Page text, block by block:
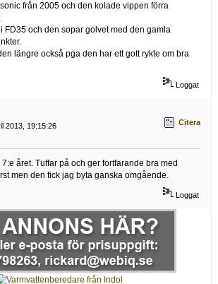
från 2005 och den kolade vippen förra
FD35 och den sopar golvet med den gamla
längre också pga den har ett gott rykte om bra
Loggat
2013, 19:15:26
Citera
året. Tuffar på och ger fortfarande bra med
men den fick jag byta ganska omgående.
Loggat